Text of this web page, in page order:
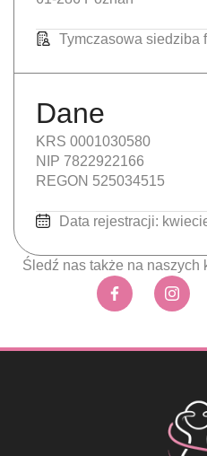
Tymczasowa siedziba
Dane
KRS 0001030580
NIP 7822922166
REGON 525034515
Data rejestracji:
Śledź nas także na naszych